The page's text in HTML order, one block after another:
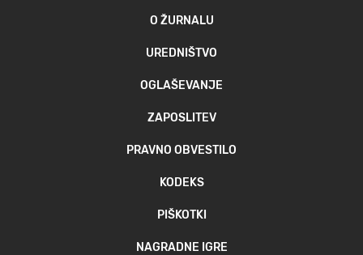
O ŽURNALU
UREDNIŠTVO
OGLAŠEVANJE
ZAPOSLITEV
PRAVNO OBVESTILO
KODEKS
PIŠKOTKI
NAGRADNE IGRE